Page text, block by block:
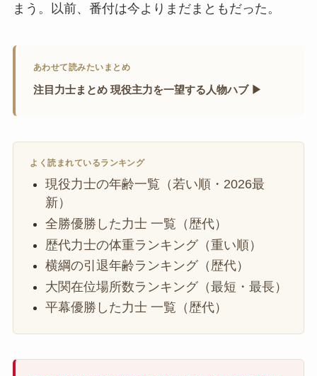
まう。以前、番付は今よりまだまともだった。
あわせて読みたいまとめ
注目力士まとめ 現役主力を一望する人物ハブ ▶
よく読まれているランキング
現役力士の年齢一覧（若い順・2026最
新）
全勝優勝した力士 一覧（歴代）
歴代力士の体重ランキング（重い順）
横綱の引退年齢ランキング（歴代）
大関在位場所数ランキング（最短・最長）
平幕優勝した力士 一覧（歴代）